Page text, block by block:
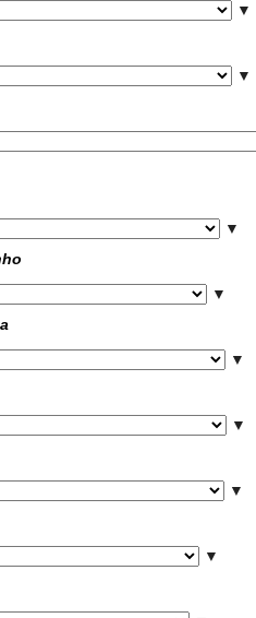
▼
▼
▼
▼
▼
▼
▼
▼